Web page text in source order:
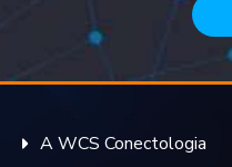
A WCS Conectologia